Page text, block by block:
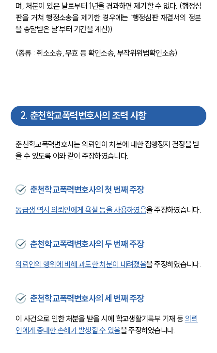
며, 처분이 있은 날로부터 1년을 경과하면 제기할 수 없다. (행정심
판을 거쳐 행정소송을 제기한 경우에는 ‘행정심판 재결서의 정본
을 송달받은 날’부터 기간을 계산))
(종류 : 취소소송, 무효 등 확인소송, 부작위위법확인소송)
2. 춘천학교폭력변호사의 조력 사항
춘천학교폭력변호사는 의뢰인이 처분에 대한 집행정지 결정을 받
을 수 있도록 이와 같이 주장하였습니다.
춘천학교폭력변호사의 첫 번째 주장
동급생 역시 의뢰인에게 욕설 등을 사용하였음을 주장하였습니다.
춘천학교폭력변호사의 두 번째 주장
의뢰인의 행위에 비해 과도한 처분이 내려졌음을 주장하였습니다.
춘천학교폭력변호사의 세 번째 주장
이 사건으로 인한 처분을 받을 시에 학교생활기록부 기재 등 의뢰
인에게 중대한 손해가 발생할 수 있음을 주장하였습니다.